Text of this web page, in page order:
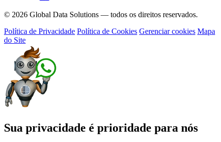
© 2026 Global Data Solutions — todos os direitos reservados.
Política de Privacidade Política de Cookies Gerenciar cookies Mapa
do Site
Sua privacidade é prioridade para nós